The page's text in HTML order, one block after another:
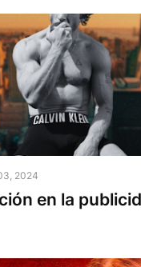
2024
en la